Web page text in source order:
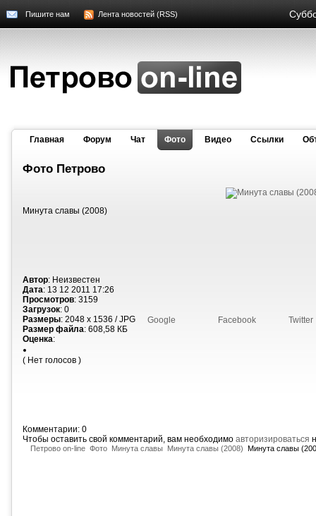
Пишите нам Лента новостей (RSS)
Главная Форум Чат Фото Видео Cсылки
Фото Петрово
Минута славы (2008)
Автор: Неизвестен
Дата: 13 12 2011 17:26
Просмотров: 3159
Загрузок: 0
Размеры: 2048 x 1536 / JPG
Размер файла: 608,58 КБ
Оценка:
( Нет голосов )
Google Facebook Twitter
Комментарии: 0
Чтобы оставить свой комментарий, вам необходимо авторизироваться
Петрово on-line Фото Минута славы Минута славы (2008) Минута славы